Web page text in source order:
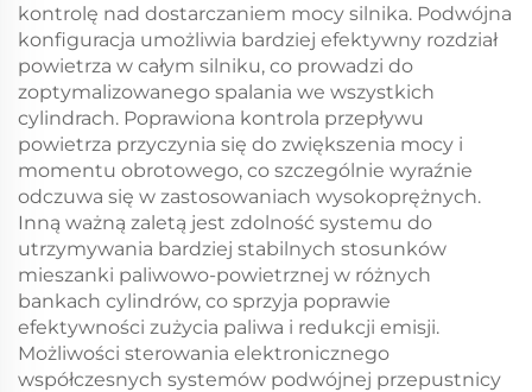
kontrolę nad dostarczaniem mocy silnika. Podwójna
konfiguracja umożliwia bardziej efektywny rozdział
powietrza w całym silniku, co prowadzi do
zoptymalizowanego spalania we wszystkich
cylindrach. Poprawiona kontrola przepływu
powietrza przyczynia się do zwiększenia mocy i
momentu obrotowego, co szczególnie wyraźnie
odczuwa się w zastosowaniach wysokoprężnych.
Inną ważną zaletą jest zdolność systemu do
utrzymywania bardziej stabilnych stosunków
mieszanki paliwowo-powietrznej w różnych
bankach cylindrów, co sprzyja poprawie
efektywności zużycia paliwa i redukcji emisji.
Możliwości sterowania elektronicznego
współczesnych systemów podwójnej przepustnicy